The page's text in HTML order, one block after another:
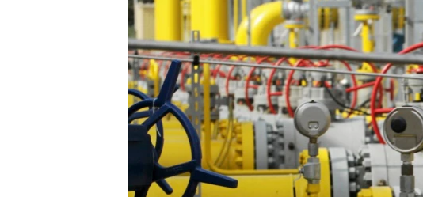
КРЫМ.НЕПОКОРЕННЫЙ
УКРАИНСКАЯ ПРОБЛЕМА КРЫМА